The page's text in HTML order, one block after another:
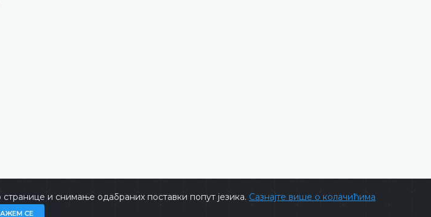
и снимање одабраних поставки попут језика. Сазнајте више о колачићима
СЕ